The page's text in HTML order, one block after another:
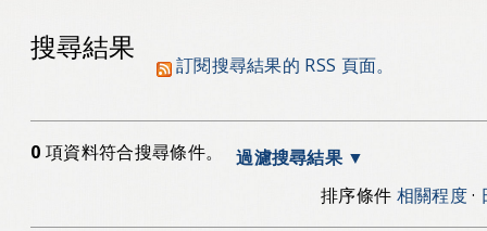
搜尋結果
訂閱搜尋結果的 RSS 頁面。
0 項資料符合搜尋條件。
過濾搜尋結果
排序條件 相關程度·